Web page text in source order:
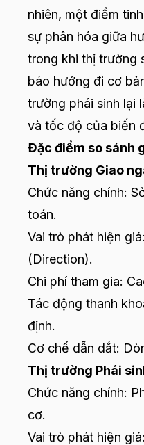
nhiên, một điểm
sự phân hóa giữa
trong khi thị trường
báo hướng đi cơ
trường phái sinh lại
và tốc độ của biến
Đặc điểm so sánh
Thị trường Giao
Chức năng chính:
toán.
Vai trò phát hiện
(Direction).
Chi phí tham gia:
Tác động thanh
định.
Cơ chế dẫn dắt:
Thị trường Phái
Chức năng chính:
cơ.
Vai trò phát hiện